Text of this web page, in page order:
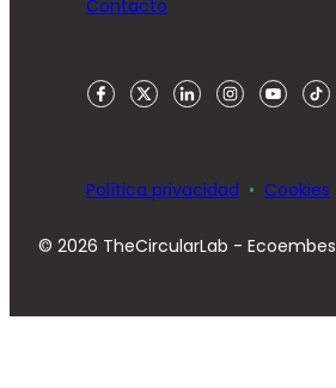
Contacto
© 2026 TheCircularLab - Ecoembes
Política privacidad Cookies